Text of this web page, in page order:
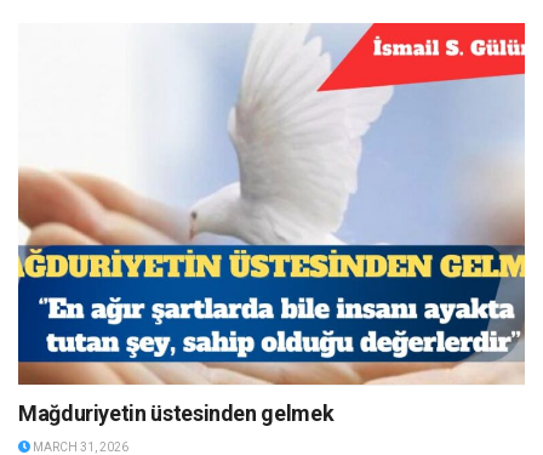
Mağduriyetin üstesinden gelmek
MARCH 31, 2026